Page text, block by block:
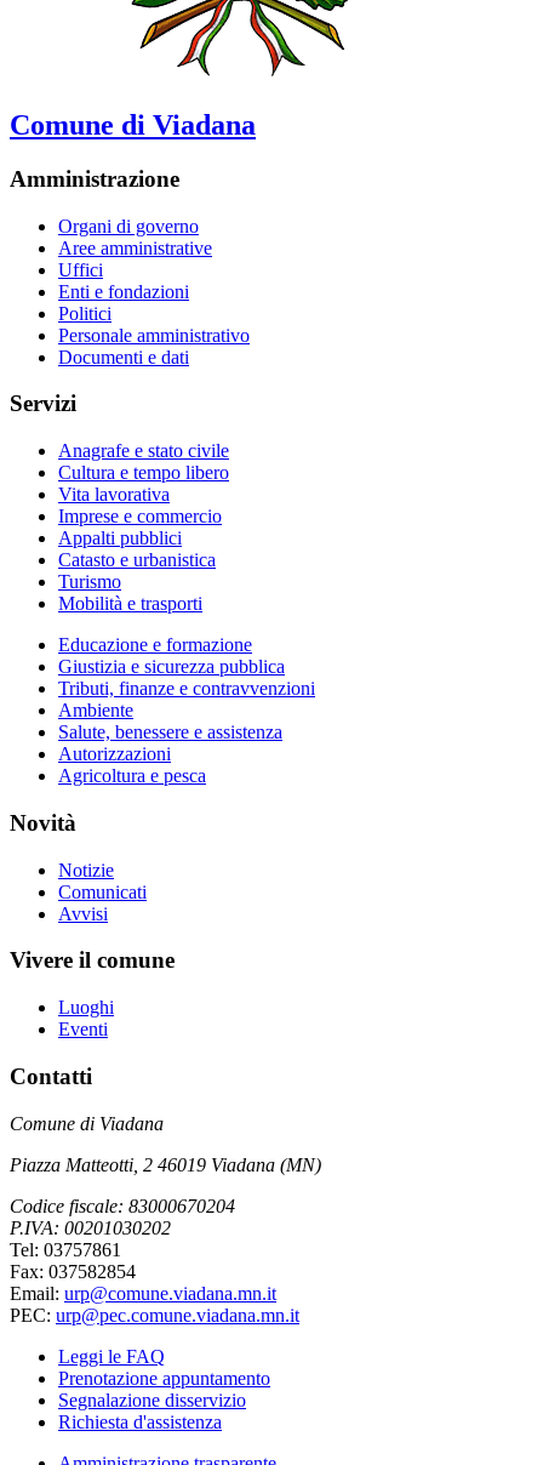
Comune di Viadana
Amministrazione
Organi di governo
Aree amministrative
Uffici
Enti e fondazioni
Politici
Personale amministrativo
Documenti e dati
Servizi
Anagrafe e stato civile
Cultura e tempo libero
Vita lavorativa
Imprese e commercio
Appalti pubblici
Catasto e urbanistica
Turismo
Mobilità e trasporti
Educazione e formazione
Giustizia e sicurezza pubblica
Tributi, finanze e contravvenzioni
Ambiente
Salute, benessere e assistenza
Autorizzazioni
Agricoltura e pesca
Novità
Notizie
Comunicati
Avvisi
Vivere il comune
Luoghi
Eventi
Contatti
Comune di Viadana
Piazza Matteotti, 2 46019 Viadana (MN)
Codice fiscale: 83000670204
P.IVA: 00201030202
Tel: 03757861
Fax: 037582854
Email: urp@comune.viadana.mn.it
PEC: urp@pec.comune.viadana.mn.it
Leggi le FAQ
Prenotazione appuntamento
Segnalazione disservizio
Richiesta d'assistenza